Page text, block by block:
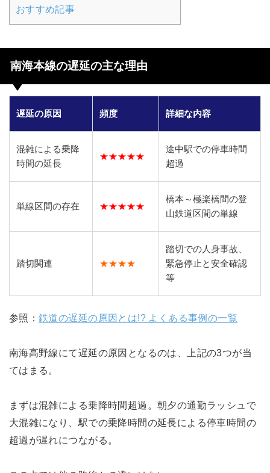
おすすめ記事
南海本線の遅延の主な理由
遅延の原因 頻度 詳細な内容
混雑による乗降
時間の延長
★★★★★
途中駅での停車時間
超過
単線区間の存在 ★★★★★
橋本～極楽橋間の登
山鉄道区間の単線
踏切関連 ★★★★
踏切での人身事故、
緊急停止と安全確認
等
参照：鉄道の遅延の原因とは!? よくある事例の一覧
南海高野線にて遅延の原因となるのは、上記の3つが当
てはまる。
まずは混雑による乗降時間超過。朝夕の通勤ラッシュで
大混雑になり、駅での乗降時間の延長による停車時間の
超過が遅れにつながる。